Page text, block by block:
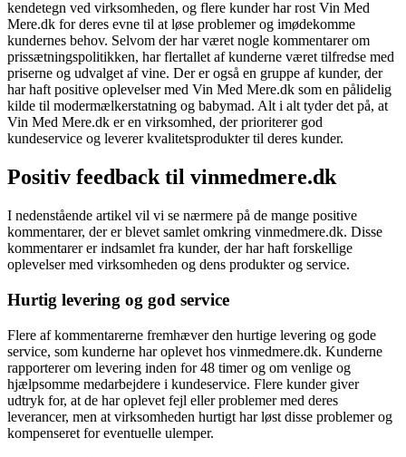
kendetegn ved virksomheden, og flere kunder har rost Vin Med
Mere.dk for deres evne til at løse problemer og imødekomme
kundernes behov. Selvom der har været nogle kommentarer om
prissætningspolitikken, har flertallet af kunderne været tilfredse med
priserne og udvalget af vine. Der er også en gruppe af kunder, der
har haft positive oplevelser med Vin Med Mere.dk som en pålidelig
kilde til modermælkerstatning og babymad. Alt i alt tyder det på, at
Vin Med Mere.dk er en virksomhed, der prioriterer god
kundeservice og leverer kvalitetsprodukter til deres kunder.
Positiv feedback til vinmedmere.dk
I nedenstående artikel vil vi se nærmere på de mange positive
kommentarer, der er blevet samlet omkring vinmedmere.dk. Disse
kommentarer er indsamlet fra kunder, der har haft forskellige
oplevelser med virksomheden og dens produkter og service.
Hurtig levering og god service
Flere af kommentarerne fremhæver den hurtige levering og gode
service, som kunderne har oplevet hos vinmedmere.dk. Kunderne
rapporterer om levering inden for 48 timer og om venlige og
hjælpsomme medarbejdere i kundeservice. Flere kunder giver
udtryk for, at de har oplevet fejl eller problemer med deres
leverancer, men at virksomheden hurtigt har løst disse problemer og
kompenseret for eventuelle ulemper.